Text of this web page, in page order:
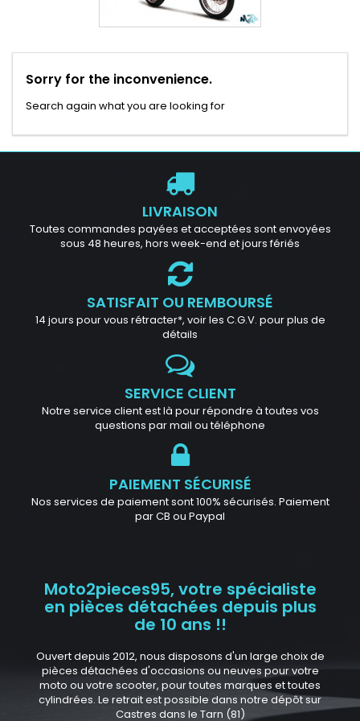
Sorry for the inconvenience.
Search again what you are looking for
LIVRAISON
Toutes commandes payées et acceptées sont envoyées
sous 48 heures, hors week-end et jours fériés
SATISFAIT OU REMBOURSÉ
14 jours pour vous rétracter*, voir les C.G.V. pour plus de
détails
SERVICE CLIENT
Notre service client est là pour répondre à toutes vos
questions par mail ou téléphone
PAIEMENT SÉCURISÉ
Nos services de paiement sont 100% sécurisés. Paiement
par CB ou Paypal
Moto2pieces95, votre spécialiste
en pièces détachées depuis plus
de 10 ans !!
Ouvert depuis 2012, nous disposons d'un large choix de
pièces détachées d'occasions ou neuves pour votre
moto ou votre scooter, pour toutes marques et toutes
cylindrées. Le retrait est possible dans notre dépôt sur
Castres dans le Tarn (81)